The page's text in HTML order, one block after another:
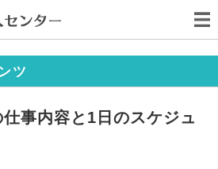
ツ
事内容と1日のスケジュ